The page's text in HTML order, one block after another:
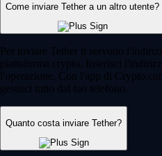
Come inviare Tether a un altro utente?
Per inviare Tether ti servono
piattaforma crypto. Inserisci
l'operazione. Con l'app di
gestisci tutto dal tuo telefono.
Quanto costa inviare Tether?